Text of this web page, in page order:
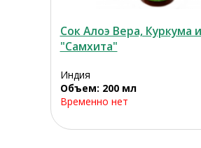
Сок Алоэ Вера, Куркума
"Самхита"
Индия
Объем: 200 мл
Временно нет